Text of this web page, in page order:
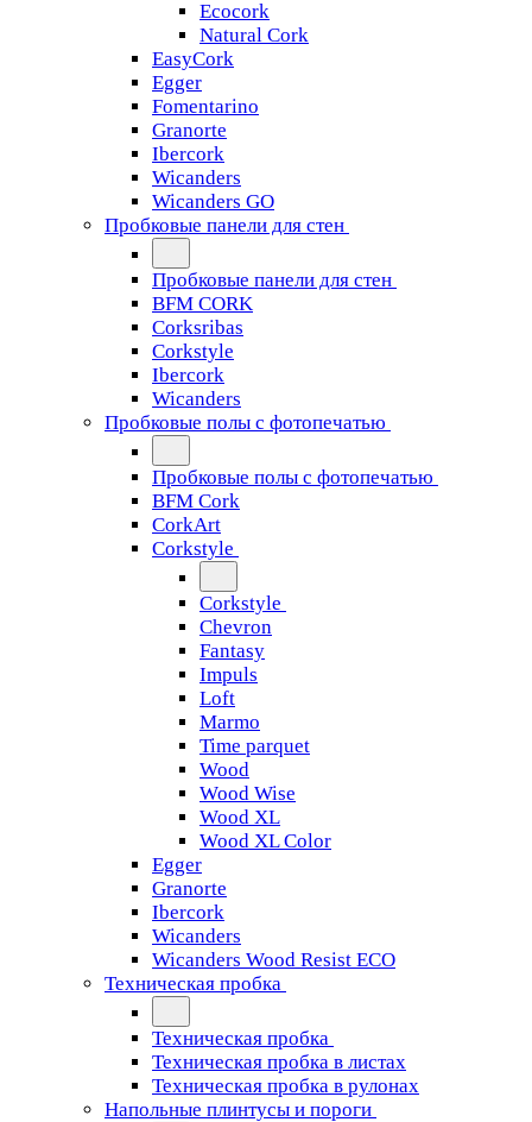
Ecocork
Natural Cork
EasyCork
Egger
Fomentarino
Granorte
Ibercork
Wicanders
Wicanders GO
Пробковые панели для стен
Пробковые панели для стен
BFM CORK
Corksribas
Corkstyle
Ibercork
Wicanders
Пробковые полы с фотопечатью
Пробковые полы с фотопечатью
BFM Cork
CorkArt
Corkstyle
Corkstyle
Chevron
Fantasy
Impuls
Loft
Marmo
Time parquet
Wood
Wood Wise
Wood XL
Wood XL Color
Egger
Granorte
Ibercork
Wicanders
Wicanders Wood Resist ECO
Техническая пробка
Техническая пробка
Техническая пробка в листах
Техническая пробка в рулонах
Напольные плинтусы и пороги